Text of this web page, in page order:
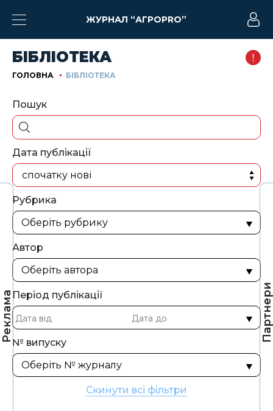
Реклама Партнери
ЖУРНАЛ “АГРОPRO”
БІБЛІОТЕКА
ГОЛОВНА БІБЛІОТЕКА
Пошук
Дата публікації
спочатку нові
Рубрика
Автор
Період публікації
№ випуску
Скинути всі фільтри